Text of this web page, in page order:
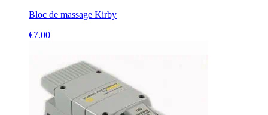
Bloc de massage Kirby
€7.00